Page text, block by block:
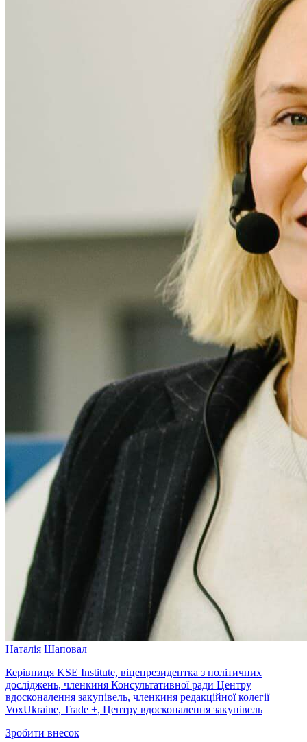
Наталія Шаповал
Керівниця KSE Institute, віцепрезидентка з політичних
досліджень, членкиня Консультативної ради Центру
вдосконалення закупівель, членкиня редакційної колегії
VoxUkraine, Trade +, Центру вдосконалення закупівель
Зробити внесок